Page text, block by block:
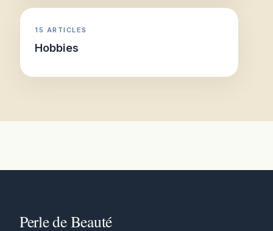
15 ARTICLES
Hobbies